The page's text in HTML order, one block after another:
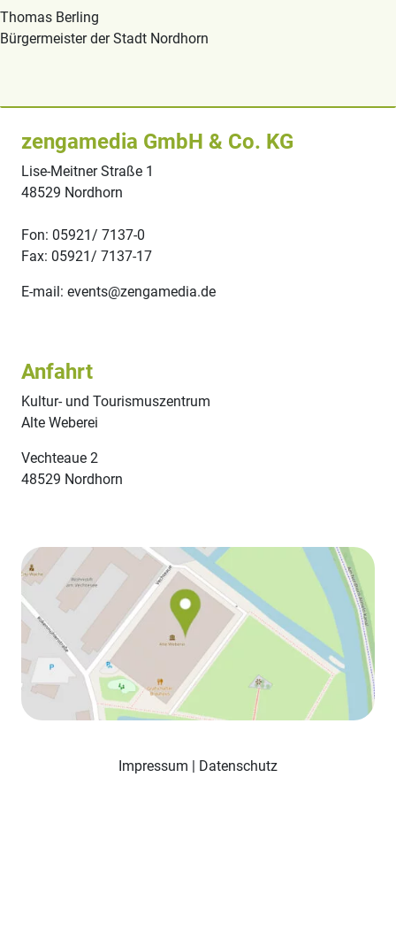
Thomas Berling
Bürgermeister der Stadt Nordhorn
zengamedia GmbH & Co. KG
Lise-Meitner Straße 1
48529 Nordhorn
Fon: 05921/ 7137-0
Fax: 05921/ 7137-17
E-mail: events@zengamedia.de
Anfahrt
Kultur- und Tourismuszentrum
Alte Weberei
Vechteaue 2
48529 Nordhorn
Impressum Datenschutz